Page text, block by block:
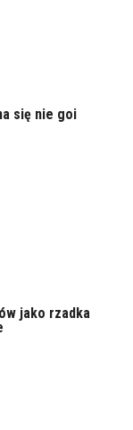
się nie goi
jako rzadka